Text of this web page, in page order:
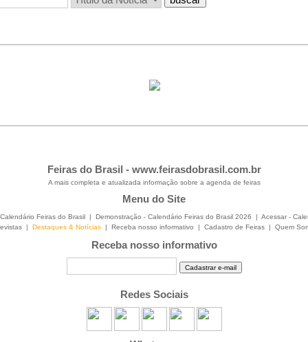
Feiras do Brasil - www.feirasdobrasil.com.br
A mais completa e atualizada informação sobre a agenda de feiras
Menu do Site
Feiras do Brasil | Demonstração - Calendário Feiras do Brasil 2026 | Acessar -
| Destaques & Notícias | Receba nosso informativo | Cadastro de Feiras | Quem
Receba nosso informativo
Redes Sociais